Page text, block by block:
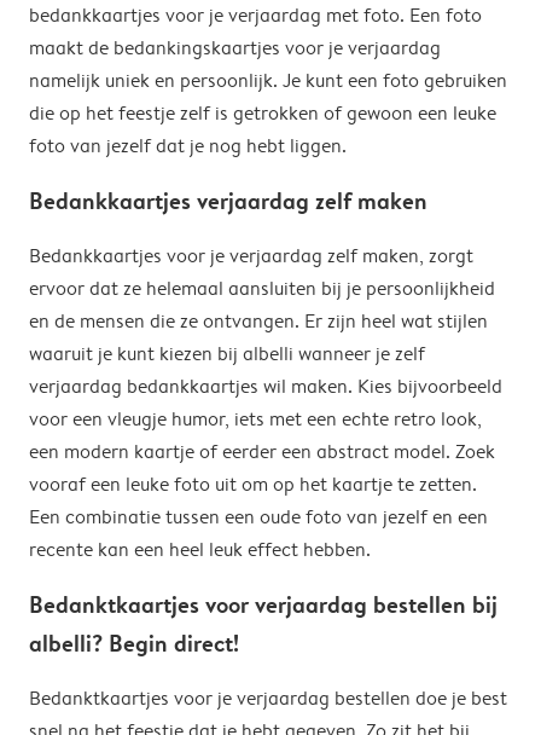
bedankkaartjes voor je verjaardag met foto. Een foto
maakt de bedankingskaartjes voor je verjaardag
namelijk uniek en persoonlijk. Je kunt een foto gebruiken
die op het feestje zelf is getrokken of gewoon een leuke
foto van jezelf dat je nog hebt liggen.
Bedankkaartjes verjaardag zelf maken
Bedankkaartjes voor je verjaardag zelf maken, zorgt
ervoor dat ze helemaal aansluiten bij je persoonlijkheid
en de mensen die ze ontvangen. Er zijn heel wat stijlen
waaruit je kunt kiezen bij albelli wanneer je zelf
verjaardag bedankkaartjes wil maken. Kies bijvoorbeeld
voor een vleugje humor, iets met een echte retro look,
een modern kaartje of eerder een abstract model. Zoek
vooraf een leuke foto uit om op het kaartje te zetten.
Een combinatie tussen een oude foto van jezelf en een
recente kan een heel leuk effect hebben.
Bedanktkaartjes voor verjaardag bestellen bij
albelli? Begin direct!
Bedanktkaartjes voor je verjaardag bestellen doe je best